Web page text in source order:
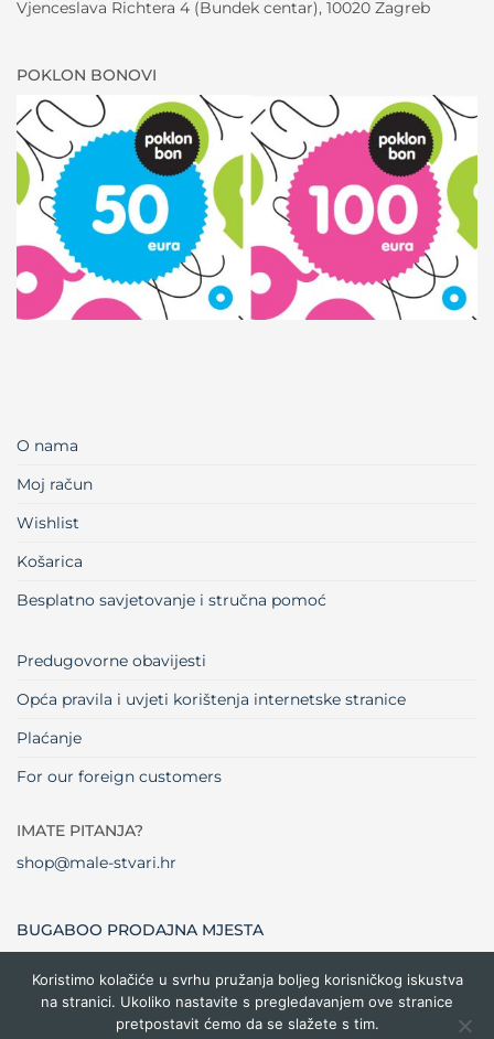
Vjenceslava Richtera 4 (Bundek centar), 10020 Zagreb
POKLON BONOVI
O nama
Moj račun
Wishlist
Košarica
Besplatno savjetovanje i stručna pomoć
Predugovorne obavijesti
Opća pravila i uvjeti korištenja internetske stranice
Plaćanje
For our foreign customers
IMATE PITANJA?
shop@male-stvari.hr
BUGABOO PRODAJNA MJESTA
Visa MasterCardMaestro Dinners
Club
Credit
Card
Cash
Koristimo kolačiće u svrhu pružanja boljeg korisničkog iskustva
na stranici. Ukoliko nastavite s pregledavanjem ove stranice
pretpostavit ćemo da se slažete s tim.